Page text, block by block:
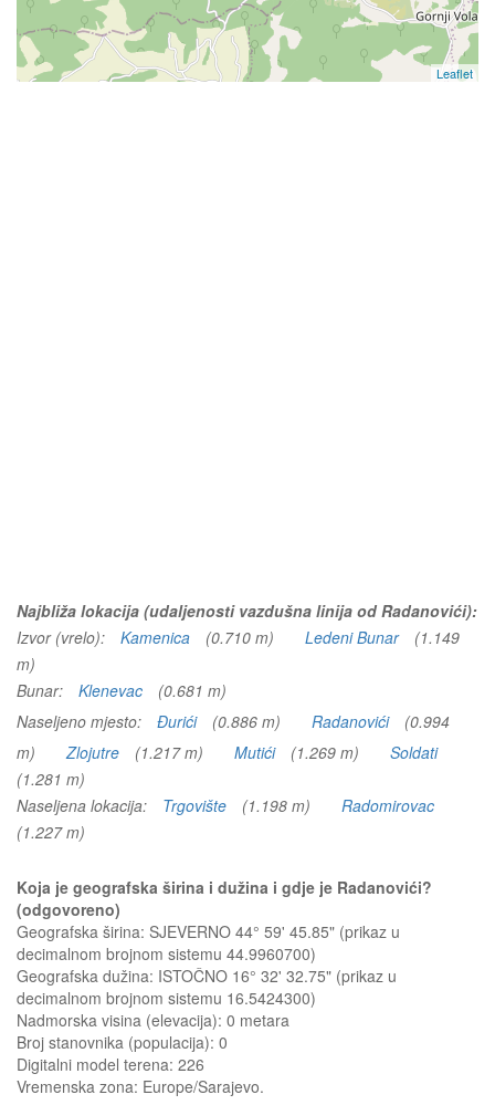
Leaflet
Najbliža lokacija (udaljenosti vazdušna linija od Radanovići):
Izvor (vrelo):
Kamenica (0.710 m) Ledeni Bunar
(1.149
m)
Bunar:
Klenevac
(0.681 m)
Naseljeno mjesto:
Đurići (0.886 m) Radanovići
(0.994
m)
Zlojutre (1.217 m) Mutići (1.269 m)
Soldati
(1.281 m)
Naseljena lokacija:
Trgovište (1.198 m)
Radomirovac
(1.227 m)
Koja je geografska širina i dužina i gdje je Radanovići?
(odgovoreno)
Geografska širina: SJEVERNO 44° 59' 45.85" (prikaz u
decimalnom brojnom sistemu 44.9960700)
Geografska dužina: ISTOČNO 16° 32' 32.75" (prikaz u
decimalnom brojnom sistemu 16.5424300)
Nadmorska visina (elevacija): 0 metara
Broj stanovnika (populacija): 0
Digitalni model terena: 226
Vremenska zona: Europe/Sarajevo.